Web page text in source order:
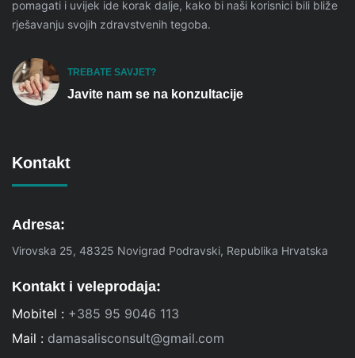
pomagati i uvijek ide korak dalje, kako bi naši korisnici bili bliže
rješavanju svojih zdravstvenih tegoba.
TREBATE SAVJET?
Javite nam se na konzultacije
Kontakt
Adresa:
Virovska 25, 48325 Novigrad Podravski, Republika Hrvatska
Kontakt i veleprodaja:
Mobitel : +385 95 9046 113
Mail : damasalisconsult@gmail.com